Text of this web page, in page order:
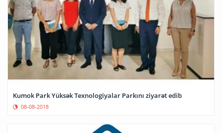
Kumok Park Yüksək Texnologiyalar Parkını ziyarət edib
08-08-2018